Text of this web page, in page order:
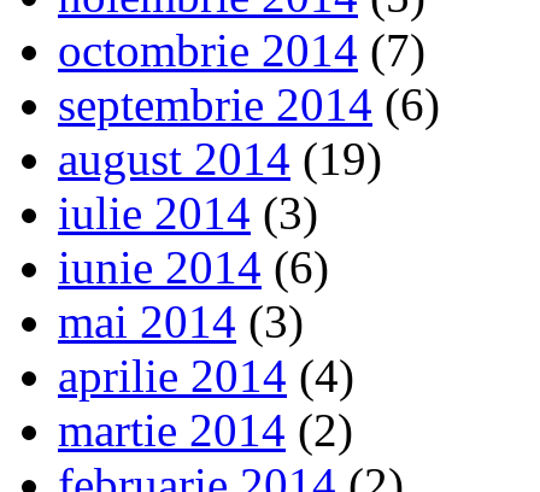
octombrie 2014 (7)
septembrie 2014 (6)
august 2014 (19)
iulie 2014 (3)
iunie 2014 (6)
mai 2014 (3)
aprilie 2014 (4)
martie 2014 (2)